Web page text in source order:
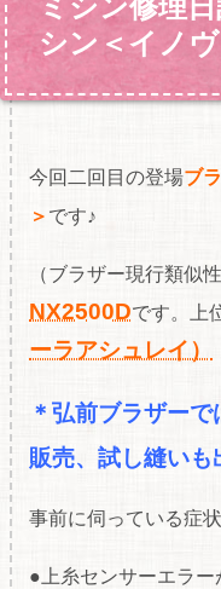
ミシン修理
シン＜イノヴ
今回二回目の登場ブ
＞ です♪
（ブラザー現行類似
NX2500Dです。上
ーラアシュレイ）
＊ 弘前ブラザーで
販売、試し縫いも
事前に伺っている症
●上糸センサーエラー